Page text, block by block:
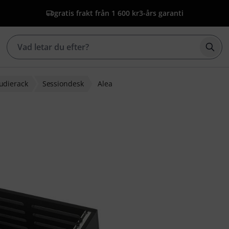
gratis frakt från 1 600 kr3-års garanti
Sessiondesk Alea